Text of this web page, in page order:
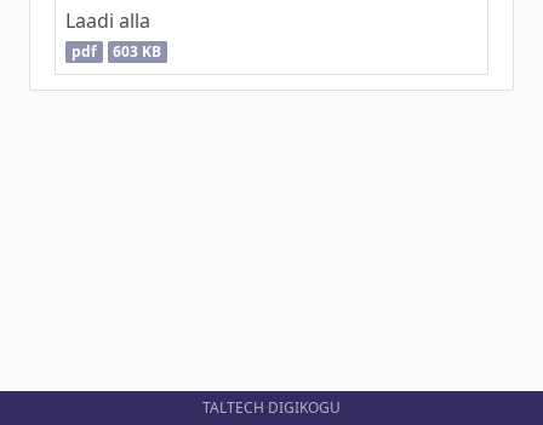
Laadi alla
pdf 603 KB
TALTECH DIGIKOGU